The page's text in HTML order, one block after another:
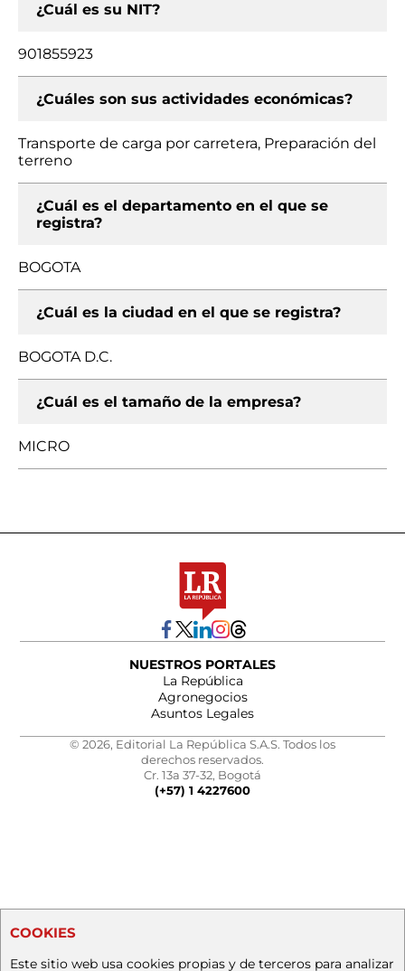
¿Cuál es su NIT?
901855923
¿Cuáles son sus actividades económicas?
Transporte de carga por carretera, Preparación del
terreno
¿Cuál es el departamento en el que se
registra?
BOGOTA
¿Cuál es la ciudad en el que se registra?
BOGOTA D.C.
¿Cuál es el tamaño de la empresa?
MICRO
NUESTROS PORTALES
La República
Agronegocios
Asuntos Legales
© 2026, Editorial La República S.A.S. Todos los
derechos reservados.
Cr. 13a 37-32, Bogotá
(+57) 1 4227600
COOKIES
Este sitio web usa cookies propias y de terceros para analizar